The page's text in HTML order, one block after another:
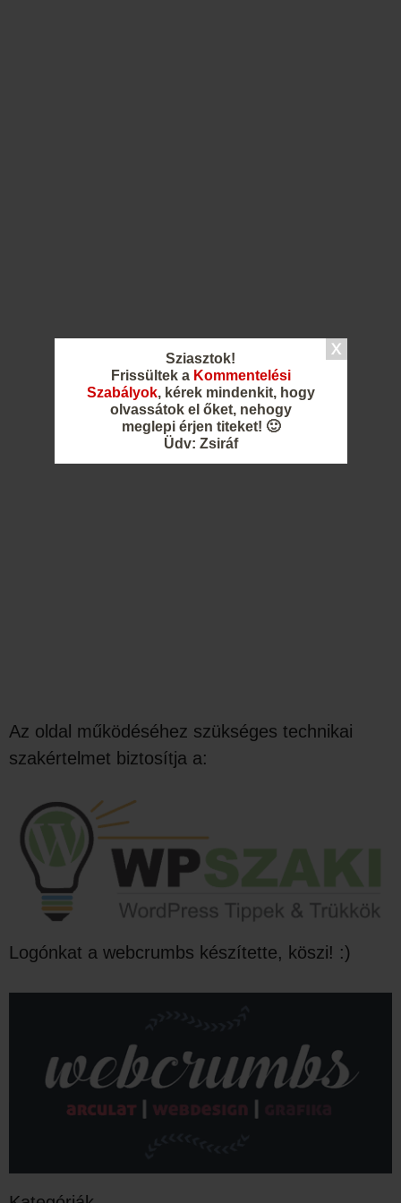
Sziasztok!
Frissültek a Kommentelési
Szabályok, kérek mindenkit, hogy
olvassátok el őket, nehogy
meglepi érjen titeket! 🙂
Üdv: Zsiráf
Az oldal működéséhez szükséges technikai
szakértelmet biztosítja a:
Logónkat a webcrumbs készítette, köszi! :)